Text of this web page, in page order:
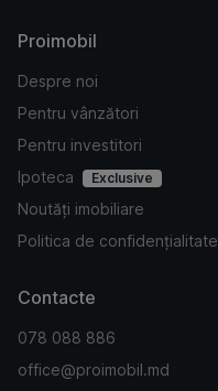
Proimobil
Despre noi
Pentru vânzători
Pentru investitori
Ipoteca
Exclusive
Noutăți imobiliare
Politica de confidențialitate
Contacte
078 088 886
office@proimobil.md